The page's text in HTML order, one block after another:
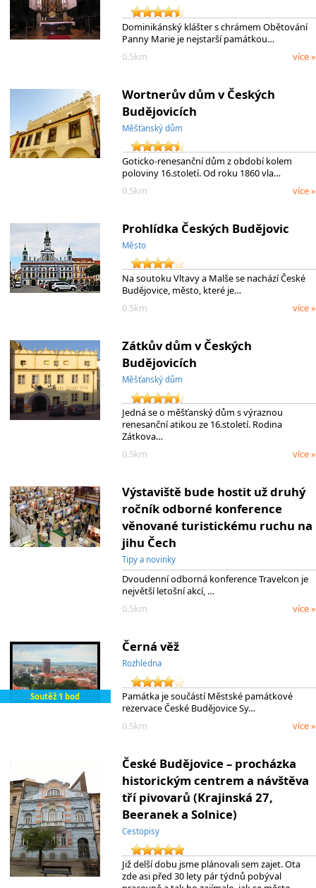
Dominikánský klášter s chrámem Obětování
Panny Marie je nejstarší památkou…
0.5km
více »
Wortnerův dům v Českých
Budějovicích
Měšťanský dům
Goticko-renesanční dům z období kolem
poloviny 16.století. Od roku 1860 vla…
0.5km
více »
Prohlídka Českých Budějovic
Město
Na soutoku Vltavy a Malše se nachází České
Budějovice, město, které je…
0.5km
více »
Zátkův dům v Českých
Budějovicích
Měšťanský dům
Jedná se o měšťanský dům s výraznou
renesanční atikou ze 16.století. Rodina
Zátkova…
0.5km
více »
Výstaviště bude hostit už druhý
ročník odborné konference
věnované turistickému ruchu na
jihu Čech
Tipy a novinky
Dvoudenní odborná konference Travelcon je
největší letošní akcí, …
0.5km
více »
Soutěž 1 bod
Černá věž
Rozhledna
Památka je součástí Městské památkové
rezervace České Budějovice Sy…
0.5km
více »
České Budějovice – procházka
historickým centrem a návštěva
tří pivovarů (Krajinská 27,
Beeranek a Solnice)
Cestopisy
Již delší dobu jsme plánovali sem zajet. Ota
zde asi před 30 lety pár týdnů pobýval